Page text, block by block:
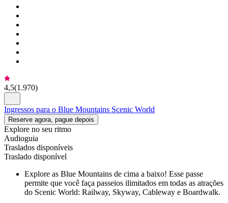
4,5(1.970)
Ingressos para o Blue Mountains Scenic World
Reserve agora, pague depois
Explore no seu ritmo
Audioguia
Traslados disponíveis
Traslado disponível
Explore as Blue Mountains de cima a baixo! Esse passe
permite que você faça passeios ilimitados em todas as atrações
do Scenic World: Railway, Skyway, Cableway e Boardwalk.